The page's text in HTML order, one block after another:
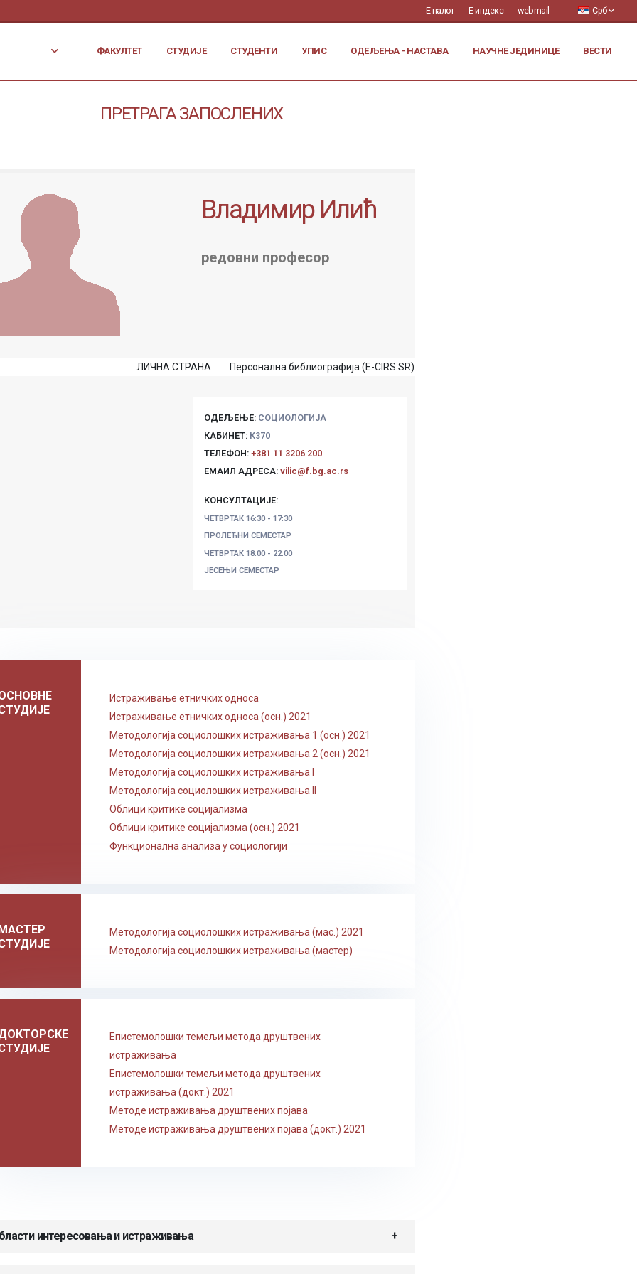
Е-налог Е-индекс webmail Срб
ФАКУЛТЕТ СТУДИЈЕ СТУДЕНТИ УПИС ОДЕЉЕЊА - НАСТАВА НАУЧНЕ ЈЕДИНИЦЕ ВЕСТИ
ПРЕТРАГА ЗАПОСЛЕНИХ
Владимир Илић
редовни професор
ЛИЧНА СТРАНА Персонална библиографија (E-CIRS.SR)
ОДЕЉЕЊЕ: СОЦИОЛОГИЈА
КАБИНЕТ: К370
ТЕЛЕФОН: +381 11 3206 200
ЕМАИЛ АДРЕСА: vilic@f.bg.ac.rs
КОНСУЛТАЦИЈЕ:
ЧЕТВРТАК 16:30 - 17:30
ПРОЛЕЋНИ СЕМЕСТАР
ЧЕТВРТАК 18:00 - 22:00
ЈЕСЕЊИ СЕМЕСТАР
Истраживање етничких односа
Истраживање етничких односа (осн.) 2021
Методологија социолошких истраживања 1 (осн.) 2021
Методологија социолошких истраживања 2 (осн.) 2021
Методологија социолошких истраживања I
Методологија социолошких истраживања II
Облици критике социјализма
Облици критике социјализма (осн.) 2021
Функционална анализа у социологији
Методологија социолошких истраживања (мас.) 2021
Методологија социолошких истраживања (мастер)
Епистемолошки темељи метода друштвених
истраживања
Епистемолошки темељи метода друштвених
истраживања (докт.) 2021
Методе истраживања друштвених појава
Методе истраживања друштвених појава (докт.) 2021
интересовања и истраживања